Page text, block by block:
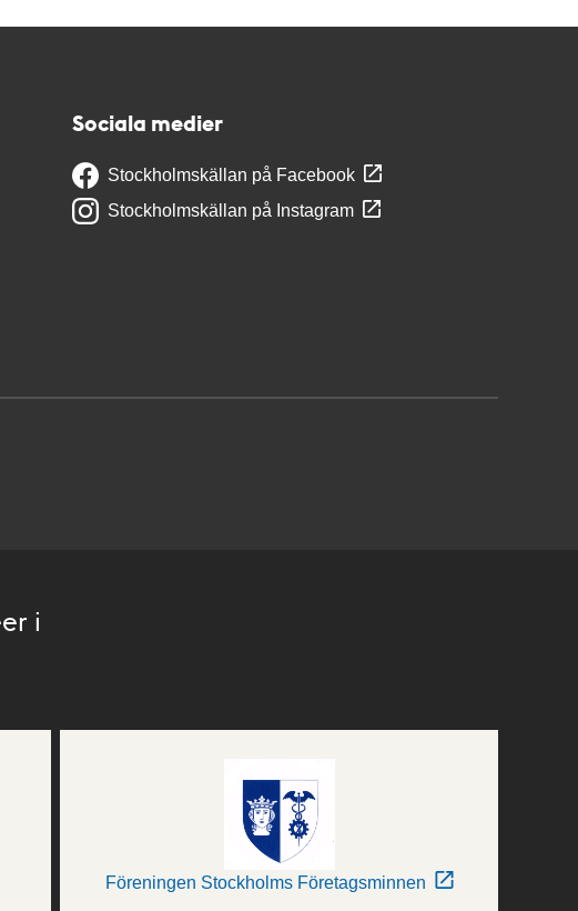
Sociala medier
Stockholmskällan på Facebook
Stockholmskällan på Instagram
i
Föreningen Stockholms Företagsminnen